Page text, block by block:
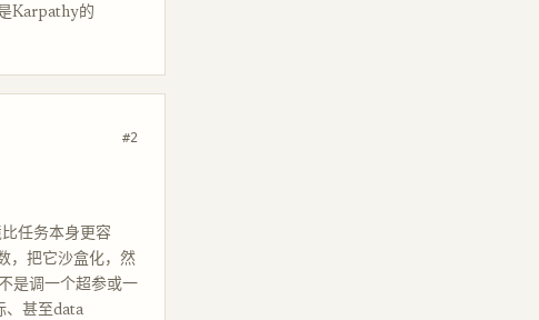
Karpathy的
#2
任务本身更容
，把它沙盒化，然
是调一个超参或一
、甚至data